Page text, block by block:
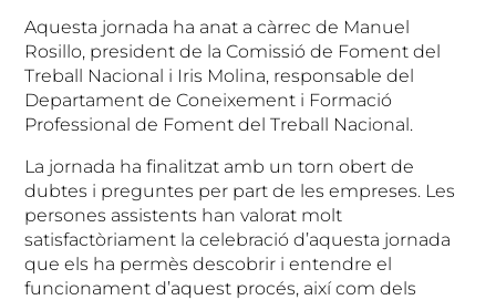
Aquesta jornada ha anat a càrrec de Manuel
Rosillo, president de la Comissió de Foment del
Treball Nacional i Iris Molina, responsable del
Departament de Coneixement i Formació
Professional de Foment del Treball Nacional.
La jornada ha finalitzat amb un torn obert de
dubtes i preguntes per part de les empreses. Les
persones assistents han valorat molt
satisfactòriament la celebració d’aquesta jornada
que els ha permès descobrir i entendre el
funcionament d’aquest procés, així com dels